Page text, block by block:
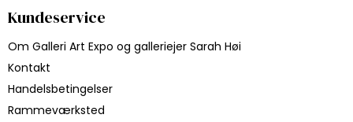
Kundeservice
Om Galleri Art Expo og galleriejer Sarah Høi
Kontakt
Handelsbetingelser
Rammeværksted